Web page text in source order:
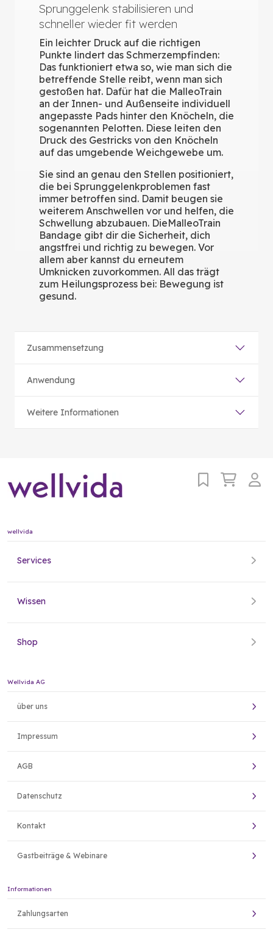
Sprunggelenk stabilisieren und
schneller wieder fit werden
Ein leichter Druck auf die richtigen
Punkte lindert das Schmerzempfinden:
Das funktioniert etwa so, wie man sich die
betreffende Stelle reibt, wenn man sich
gestoßen hat. Dafür hat die MalleoTrain
an der Innen- und Außenseite individuell
angepasste Pads hinter den Knöcheln, die
sogenannten Pelotten. Diese leiten den
Druck des Gestricks von den Knöcheln
auf das umgebende Weichgewebe um.
Sie sind an genau den Stellen positioniert,
die bei Sprunggelenkproblemen fast
immer betroffen sind. Damit beugen sie
weiterem Anschwellen vor und helfen, die
Schwellung abzubauen. DieMalleoTrain
Bandage gibt dir die Sicherheit, dich
angstfrei und richtig zu bewegen. Vor
allem aber kannst du erneutem
Umknicken zuvorkommen. All das trägt
zum Heilungsprozess bei: Bewegung ist
gesund.
Zusammensetzung
Anwendung
Weitere Informationen
wellvida
Services
Wissen
Shop
Wellvida AG
über uns
Impressum
AGB
Datenschutz
Kontakt
Gastbeiträge & Webinare
Informationen
Zahlungsarten